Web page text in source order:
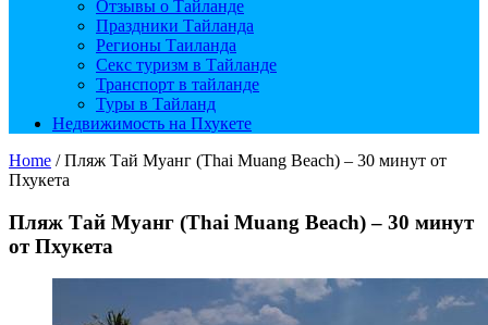
Отзывы о Тайланде
Праздники Тайланда
Регионы Таиланда
Секс туризм в Тайланде
Транспорт в тайланде
Туры в Тайланд
Недвижимость на Пхукете
Home / Пляж Тай Муанг (Thai Muang Beach) – 30 минут от
Пхукета
Пляж Тай Муанг (Thai Muang Beach) – 30 минут
от Пхукета